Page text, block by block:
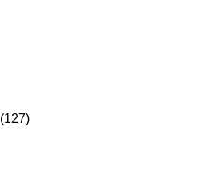
(127)